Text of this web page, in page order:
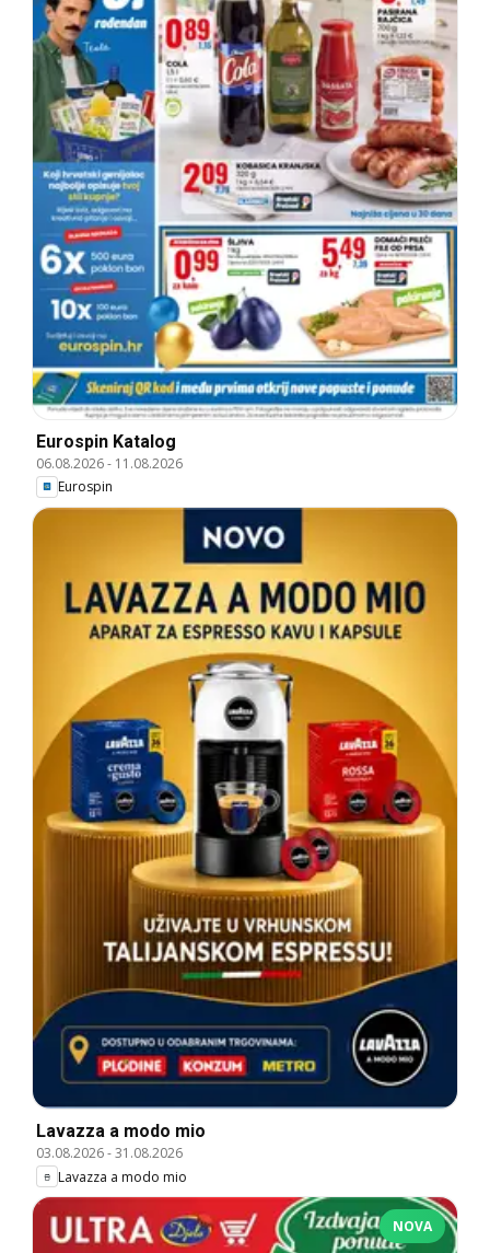
Eurospin Katalog
06.08.2026- 11.08.2026
Eurospin
Lavazza a modo mio
03.08.2026-31.08.2026
Lavazza a modo mio
NOVA